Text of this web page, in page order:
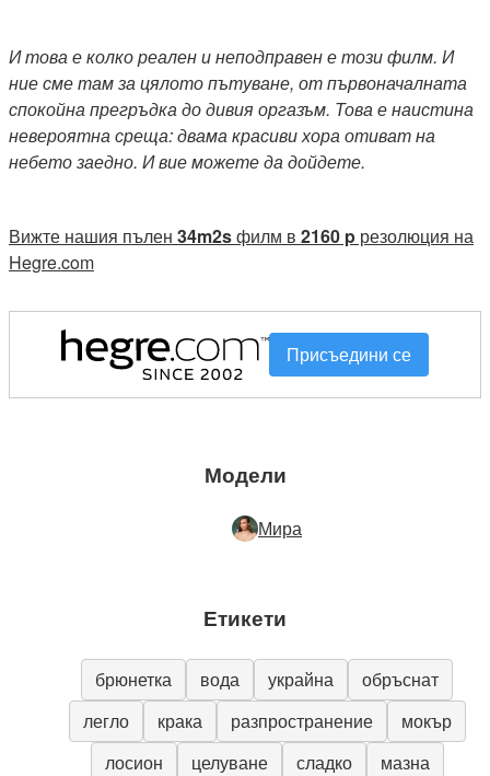
И това е колко реален и неподправен е този филм. И
ние сме там за цялото пътуване, от първоначалната
спокойна прегръдка до дивия оргазъм. Това е наистина
невероятна среща: двама красиви хора отиват на
небето заедно. И вие можете да дойдете.
Вижте нашия пълен 34m2sфилм в 2160 p резолюция на
Hegre.com
Присъедини се
Модели
Мира
Етикети
брюнетка вода украйна
обръснат
легло
крака разпространение
мокър
лосион
целуване сладко
мазна